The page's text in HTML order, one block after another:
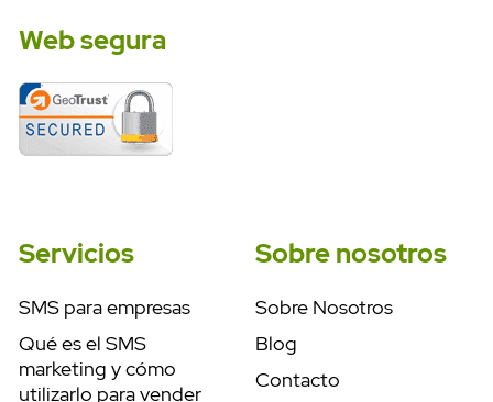
Web segura
Servicios
SMS para empresas
Qué es el SMS
marketing y cómo
utilizarlo para vender
Sobre nosotros
Sobre Nosotros
Blog
Contacto